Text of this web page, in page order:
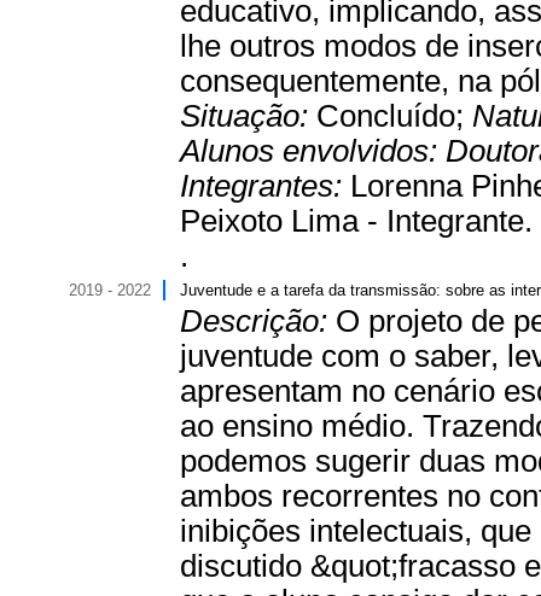
educativo, implicando,
lhe outros modos de
consequentemente, na
Situação: Concluído;
Alunos envolvidos:
Integrantes: Lorenna
Peixoto Lima - Integrante.
.
2019 - 2022 Juventude e a tarefa da transmissão: sobre as
Descrição: O projeto de
juventude com o saber,
apresentam no cenário
ao ensino médio.
podemos sugerir duas
ambos recorrentes no
inibições intelectuais,
discutido &quot;fracasso